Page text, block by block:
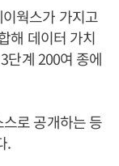
웍스가 가지고
해 데이터 가치
단계 200여 종에
로 공개하는 등
.